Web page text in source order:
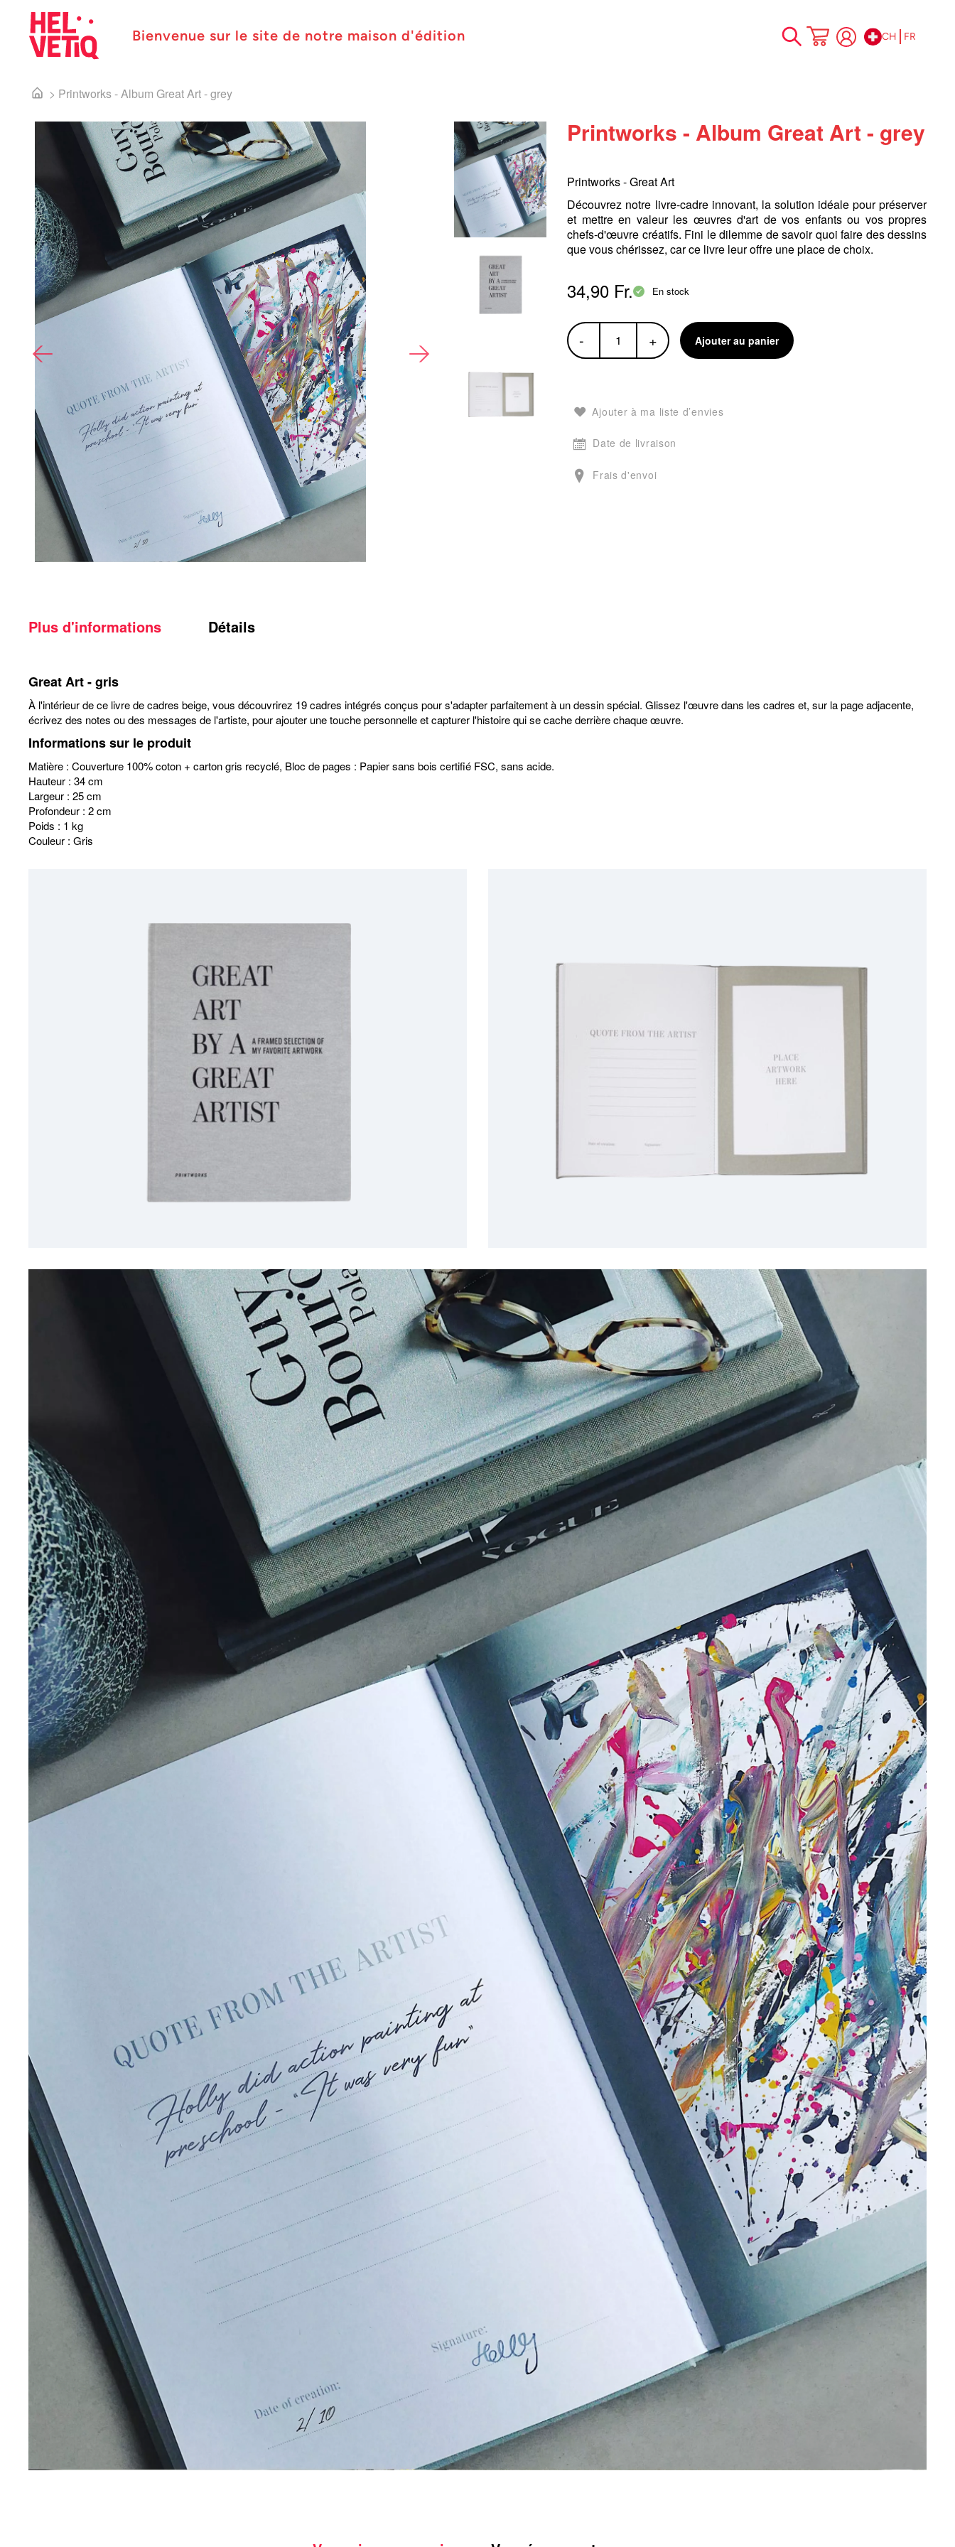
Bienvenue sur le site de notre maison d'édition
Allez
CH FR
> Printworks - Album Great Art - grey
Printworks - Album Great Art - grey
Printworks - Great Art
Découvrez notre livre-cadre innovant, la solution idéale pour préserver
et mettre en valeur les œuvres d'art de vos enfants ou vos propres
chefs-d'œuvre créatifs. Fini le dilemme de savoir quoi faire des dessins
que vous chérissez, car ce livre leur offre une place de choix.
34,90 Fr. En stock
- + Ajouter au panier
Ajouter à ma liste d’envies
Date de livraison
Frais d'envoi
Plus d'informations
Great Art - gris
À l'intérieur de ce livre de cadres beige, vous découvrirez 19 cadres intégrés conçus pour s'adapter parfaitement à un dessin spécial. Glissez l'œuvre dans les cadres et, sur la page adjacente,
écrivez des notes ou des messages de l'artiste, pour ajouter une touche personnelle et capturer l'histoire qui se cache derrière chaque œuvre.
Informations sur le produit
Matière : Couverture 100% coton + carton gris recyclé, Bloc de pages : Papier sans bois certifié FSC, sans acide.
Hauteur : 34 cm
Largeur : 25 cm
Profondeur : 2 cm
Poids : 1 kg
Couleur : Gris
Détails